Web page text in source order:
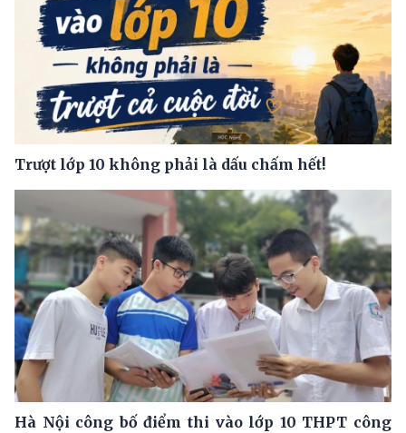
Trượt lớp 10 không phải là dấu chấm hết!
Hà Nội công bố điểm thi vào lớp 10 THPT công